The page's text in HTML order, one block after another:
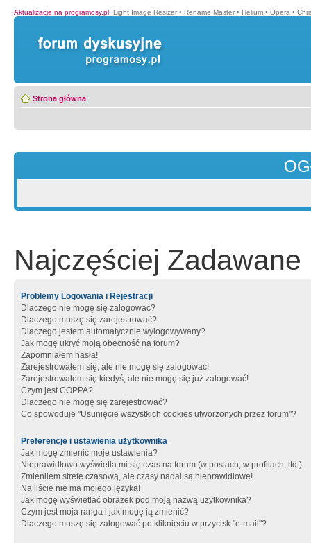
Aktualizacje na programosy.pl: Light Image Resizer • Rename Master • Helium • Opera •
Strona główna
Najczęściej Zadawane
Problemy Logowania i Rejestracji
Dlaczego nie mogę się zalogować?
Dlaczego muszę się zarejestrować?
Dlaczego jestem automatycznie wylogowywany?
Jak mogę ukryć moją obecność na forum?
Zapomniałem hasła!
Zarejestrowałem się, ale nie mogę się zalogować!
Zarejestrowałem się kiedyś, ale nie mogę się już zalogować!
Czym jest COPPA?
Dlaczego nie mogę się zarejestrować?
Co spowoduje "Usunięcie wszystkich cookies utworzonych przez forum"?
Preferencje i ustawienia użytkownika
Jak mogę zmienić moje ustawienia?
Nieprawidłowo wyświetla mi się czas na forum (w postach, w profilach, itd.)
Zmieniłem strefę czasową, ale czasy nadal są nieprawidłowe!
Na liście nie ma mojego języka!
Jak mogę wyświetlać obrazek pod moją nazwą użytkownika?
Czym jest moja ranga i jak mogę ją zmienić?
Dlaczego muszę się zalogować po kliknięciu w przycisk "e-mail"?